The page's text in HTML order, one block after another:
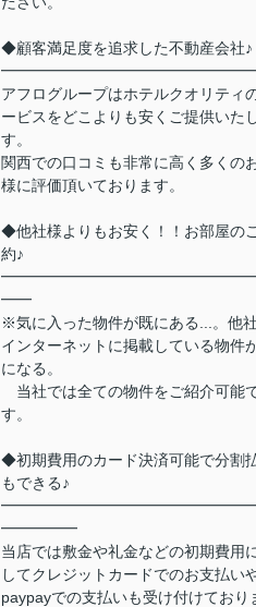
◆顧客満足度を追求した不動産会社♪
アフログループはホテルクオリティ
ービスをどこよりも安くご提供いた
す。
関西での口コミも非常に高く多くの
様に評価頂いております。
◆他社様よりもお安く！！お部屋の
約♪
━━
※気に入った物件が既にある...。他
インターネットに掲載している物件
になる。
当社では全ての物件をご紹介可能
す。
◆初期費用のカード決済可能で分割
もできる♪
━━━━━
当店では敷金や礼金などの初期費用
してクレジットカードでのお支払い
paypayでの支払いも受け付けており